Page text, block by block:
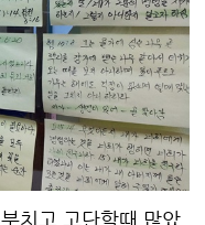
치고 고단할때 많았